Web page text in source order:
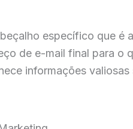
específico que
de e-mail final para o
informações